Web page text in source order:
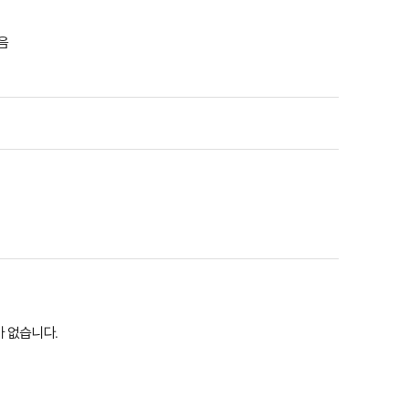
없습니다.